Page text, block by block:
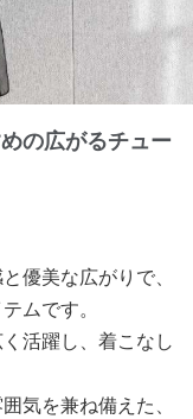
の広がるチュー
優美な広がりで、
ムです。
活躍し、着こなし
気を兼ね備えた、